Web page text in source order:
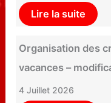
Lire la suite
Organisation des
vacances –
4 Juillet 2026